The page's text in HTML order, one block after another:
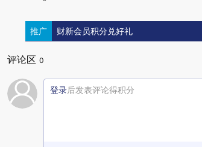
推广 财新会员积分兑好礼
评论区 0
登录后发表评论得积分